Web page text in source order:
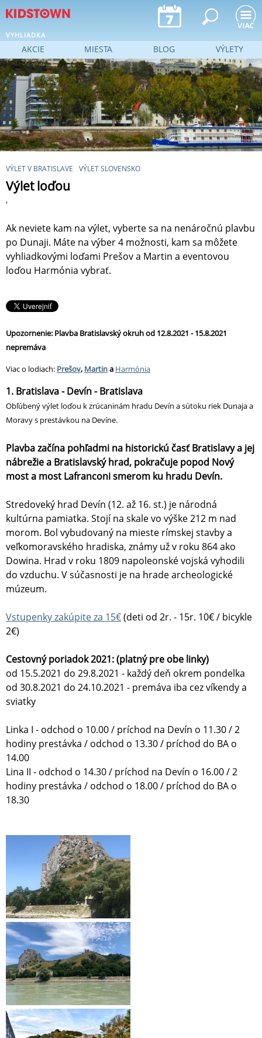
Jump to navigation
VYHLIADKA
VÝLET V BRATISLAVE VÝLET SLOVENSKO
Výlet loďou
,
Ak neviete kam na výlet, vyberte sa na nenáročnú plavbu
po Dunaji. Máte na výber 4 možnosti, kam sa môžete
vyhliadkovými loďami Prešov a Martin a eventovou
loďou Harmónia vybrať.
Upozornenie: Plavba Bratislavský okruh od 12.8.2021 - 15.8.2021
nepremáva
Viac o lodiach: Prešov, Martina Harmónia
1. Bratislava - Devín - Bratislava
Obľúbený výlet loďou k zrúcaninám hradu Devín a sútoku riek Dunaja a
Moravy s prestávkou na Devíne.
Plavba začína pohľadmi na historickú časť Bratislavy a jej
nábrežie a Bratislavský hrad, pokračuje popod Nový
most a most Lafranconi smerom ku hradu Devín.
Stredoveký hrad Devín (12. až 16. st.) je národná
kultúrna pamiatka. Stojí na skale vo výške 212 m nad
morom. Bol vybudovaný na mieste rímskej stavby a
veľkomoravského hradiska, známy už v roku 864 ako
Dowina. Hrad v roku 1809 napoleonské vojská vyhodili
do vzduchu. V súčasnosti je na hrade archeologické
múzeum.
Vstupenky zakúpite za 15€(deti od 2r. - 15r. 10€ / bicykle
2€)
Cestovný poriadok 2021: (platný pre obe linky)
od 15.5.2021 do 29.8.2021 - každý deň okrem pondelka
od 30.8.2021 do 24.10.2021 - premáva iba cez víkendy a
sviatky
Linka I - odchod o 10.00 / príchod na Devín o 11.30 / 2
hodiny prestávka / odchod o 13.30 / príchod do BA o
14.00
Lina II - odchod o 14.30 / príchod na Devín o 16.00 / 2
hodiny prestávka / odchod o 18.00 / príchod do BA o
18.30
AKCIE MIESTA BLOG VÝLETY